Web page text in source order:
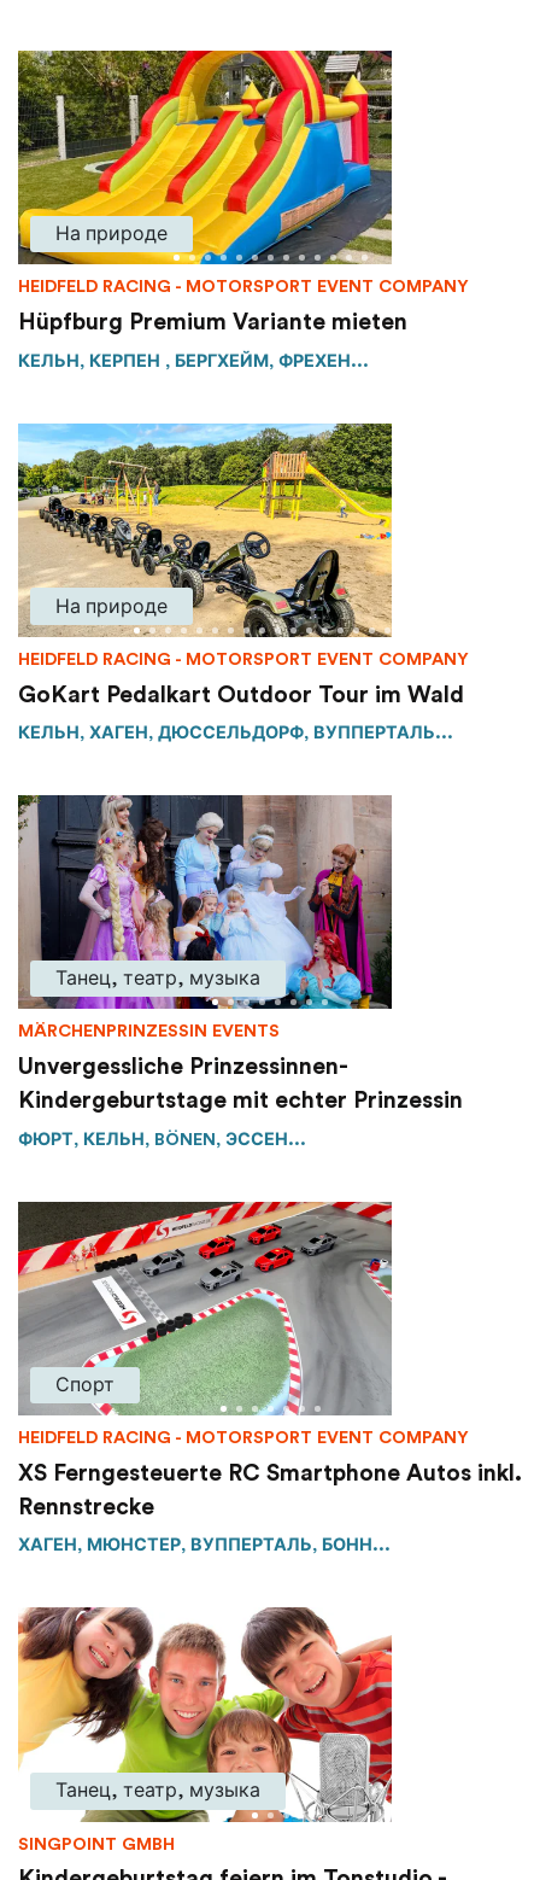
На природе
HEIDFELD RACING - MOTORSPORT EVENT COMPANY
Hüpfburg Premium Variante mieten
КЕЛЬН, КЕРПЕН , БЕРГХЕЙМ, ФРЕХЕН...
На природе
HEIDFELD RACING - MOTORSPORT EVENT COMPANY
GoKart Pedalkart Outdoor Tour im Wald
КЕЛЬН, ХАГЕН, ДЮССЕЛЬДОРФ, ВУППЕРТАЛЬ...
Танец, театр, музыка
MÄRCHENPRINZESSIN EVENTS
Unvergessliche Prinzessinnen-
Kindergeburtstage mit echter Prinzessin
ФЮРТ, КЕЛЬН, BÖNEN, ЭССЕН...
Спорт
HEIDFELD RACING - MOTORSPORT EVENT COMPANY
XS Ferngesteuerte RC Smartphone Autos inkl.
Rennstrecke
ХАГЕН, МЮНСТЕР, ВУППЕРТАЛЬ, БОНН...
Танец, театр, музыка
SINGPOINT GMBH